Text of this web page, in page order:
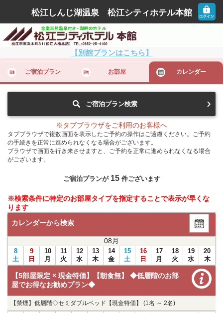
松江しんじ湖温泉 松江シティホテル本館
【別館プランはこちら】
ご宿泊プラン お部屋 カレンダー
ご宿泊プラン検索
※タブブラウザをご利用のお客様へ
タブブラウザで複数画面を表示したご予約の操作はご遠慮ください。ご予約
の手続きを正常に進められなくなる場合がございます。
ブラウザで画面を行き来させますと、ご予約を正常に進められなくなる場合
がございます。
ご宿泊プランが 15件ございます
※検索条件に特定のお部屋タイプを指定することで表示が早くな
ります
カレンダーから検索
08月
8
土
9
日
10
月
11
火
12
水
13
木
14
金
15
土
16
日
17
月
18
火
19
水
20
木
【5部屋限定 × 現金特価】【朝食無】 ◆低層階のお部
屋でお得なお勧めプラン◆
【禁煙】低層階◇セミダブルベッド【現金特価】 (1名 ～ 2名)